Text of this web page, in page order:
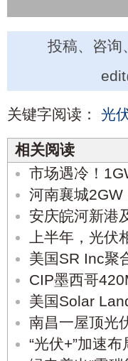
投稿、咨
关键字阅读： 光
相关阅读
市场遇冷！
河南襄城2GW
安庆皖河新港
上半年，光伏
美国SR Inc聚
CIP墨西哥
美国Solar
南昌一屋顶光
“光伏+”加速